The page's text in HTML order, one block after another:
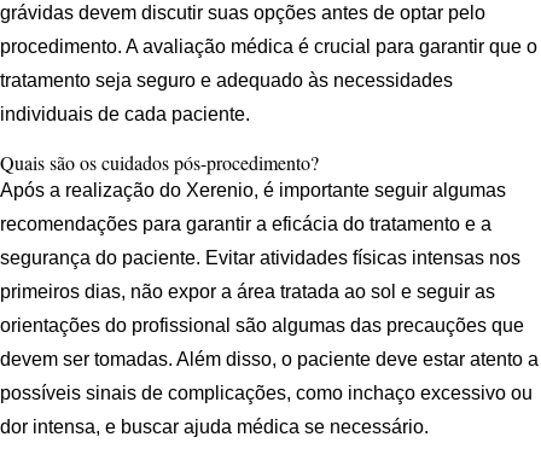
grávidas devem discutir suas opções antes de optar pelo
procedimento. A avaliação médica é crucial para garantir que o
tratamento seja seguro e adequado às necessidades
individuais de cada paciente.
Quais são os cuidados pós-procedimento?
Após a realização do Xerenio, é importante seguir algumas
recomendações para garantir a eficácia do tratamento e a
segurança do paciente. Evitar atividades físicas intensas nos
primeiros dias, não expor a área tratada ao sol e seguir as
orientações do profissional são algumas das precauções que
devem ser tomadas. Além disso, o paciente deve estar atento a
possíveis sinais de complicações, como inchaço excessivo ou
dor intensa, e buscar ajuda médica se necessário.